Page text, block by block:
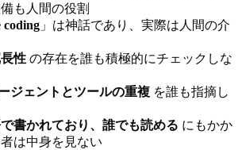
も人間の役割
coding 」は神話であり、実際は人間の介
性 の存在を誰も積極的にチェックしな
ジェントとツールの重複 を誰も指摘し
書かれており、誰でも読める にもかか
は中身を見ない